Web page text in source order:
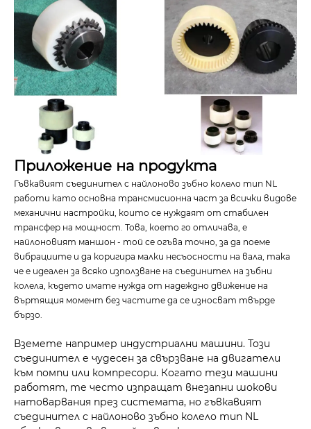
Приложение на продукта
Гъвкавият съединител с найлоново зъбно колело тип NL
работи като основна трансмисионна част за всички видове
механични настройки, които се нуждаят от стабилен
трансфер на мощност. Това, което го отличава, е
найлоновият маншон - той се огъва точно, за да поеме
вибрациите и да коригира малки несъосности на вала, така
че е идеален за всяко използване на съединител на зъбни
колела, където имате нужда от надеждно движение на
въртящия момент без частите да се износват твърде
бързо.
Вземете например индустриални машини. Този
съединител е чудесен за свързване на двигатели
към помпи или компресори. Когато тези машини
работят, те често изпращат внезапни шокови
натоварвания през системата, но гъвкавият
съединител с найлоново зъбно колело тип NL